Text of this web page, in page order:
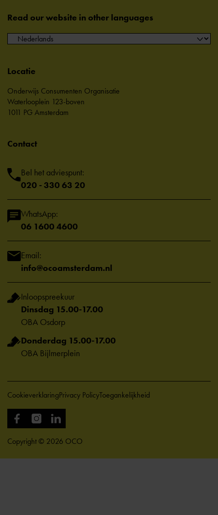
Read our website in other languages
Locatie
Onderwijs Consumenten Organisatie
Waterlooplein 123-boven
1011 PG Amsterdam
Contact
Bel het adviespunt:
020 - 330 63 20
WhatsApp:
06 1600 4600
Email:
info@ocoamsterdam.nl
Inloopspreekuur
Dinsdag 15.00-17.00
OBA Osdorp
Donderdag 15.00-17.00
OBA Bijlmerplein
Copyright © 2026 OCO
CookieverklaringPrivacy PolicyToegankelijkheid